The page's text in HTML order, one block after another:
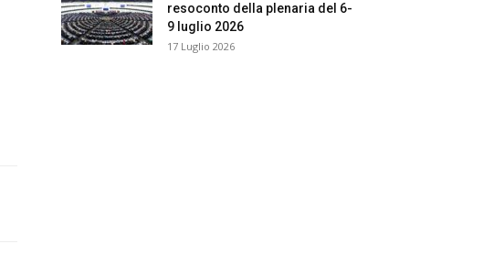
resoconto della plenaria del 6-
9 luglio 2026
17 Luglio 2026